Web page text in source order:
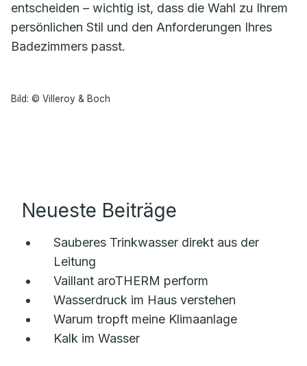
entscheiden – wichtig ist, dass die Wahl zu Ihrem
persönlichen Stil und den Anforderungen Ihres
Badezimmers passt.
Bild: © Villeroy & Boch
Neueste Beiträge
Sauberes Trinkwasser direkt aus der
Leitung
Vaillant aroTHERM perform
Wasserdruck im Haus verstehen
Warum tropft meine Klimaanlage
Kalk im Wasser